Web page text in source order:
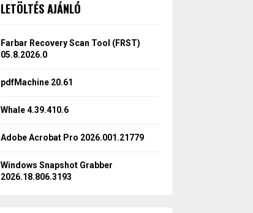
h
o
r
LETÖLTÉS AJÁNLÓ
Farbar Recovery Scan Tool (FRST)
05.8.2026.0
pdfMachine 20.61
Whale 4.39.410.6
Adobe Acrobat Pro 2026.001.21779
Windows Snapshot Grabber
2026.18.806.3193